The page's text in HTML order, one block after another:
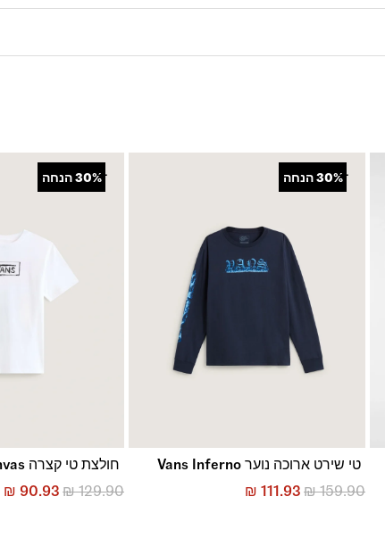
+
30%הנחה
טי שירט ארוכה נוער Vans Inferno
₪159.90
₪ 111.93
+
30%הנחה
חולצת טי קצרה Vans On Canvas
₪129.90
₪ 90.93